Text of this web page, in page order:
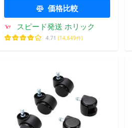
価格比較
スピード発送 ホリック
4.71 (14,649件)